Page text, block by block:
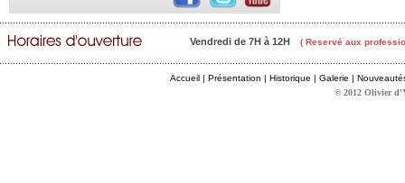
Vendredi de 7H à 12H ( Reservé aux
Accueil | Présentation | Historique | Galerie |
© 2012 Olivier